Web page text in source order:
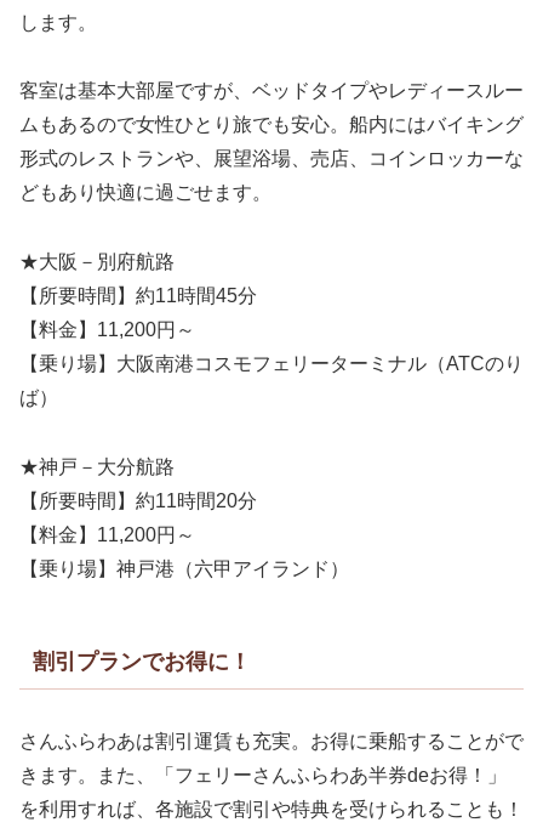
します。
客室は基本大部屋ですが、ベッドタイプやレディースルー
ムもあるので女性ひとり旅でも安心。船内にはバイキング
形式のレストランや、展望浴場、売店、コインロッカーな
どもあり快適に過ごせます。
★大阪－別府航路
【所要時間】約11時間45分
【料金】11,200円～
【乗り場】大阪南港コスモフェリーターミナル（ATCのり
ば）
★神戸－大分航路
【所要時間】約11時間20分
【料金】11,200円～
【乗り場】神戸港（六甲アイランド）
割引プランでお得に！
さんふらわあは割引運賃も充実。お得に乗船することがで
きます。また、「フェリーさんふらわあ半券deお得！」
を利用すれば、各施設で割引や特典を受けられることも！